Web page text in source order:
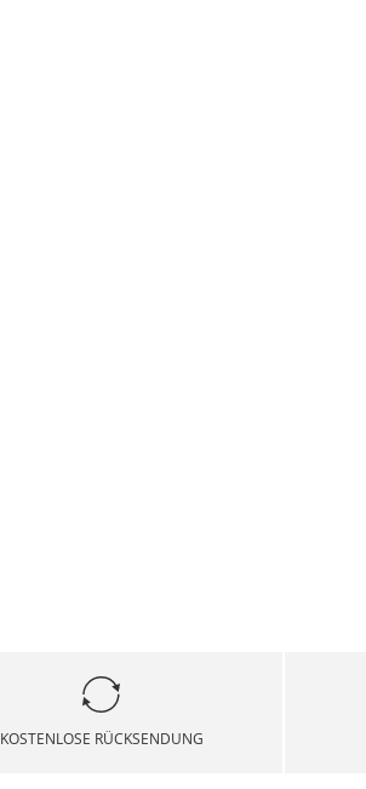
KOSTENLOSE RÜCKSENDUNG